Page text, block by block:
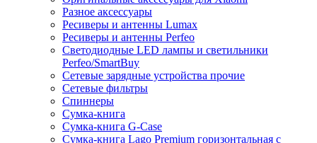
Разное аксессуары
Ресиверы и антенны Lumax
Ресиверы и антенны Perfeo
Светодиодные LED лампы и светильники
Perfeo/SmartBuy
Сетевые зарядные устройства прочие
Сетевые фильтры
Спиннеры
Сумка-книга
Сумка-книга G-Case
Сумка-книга Lago Premium горизонтальная с